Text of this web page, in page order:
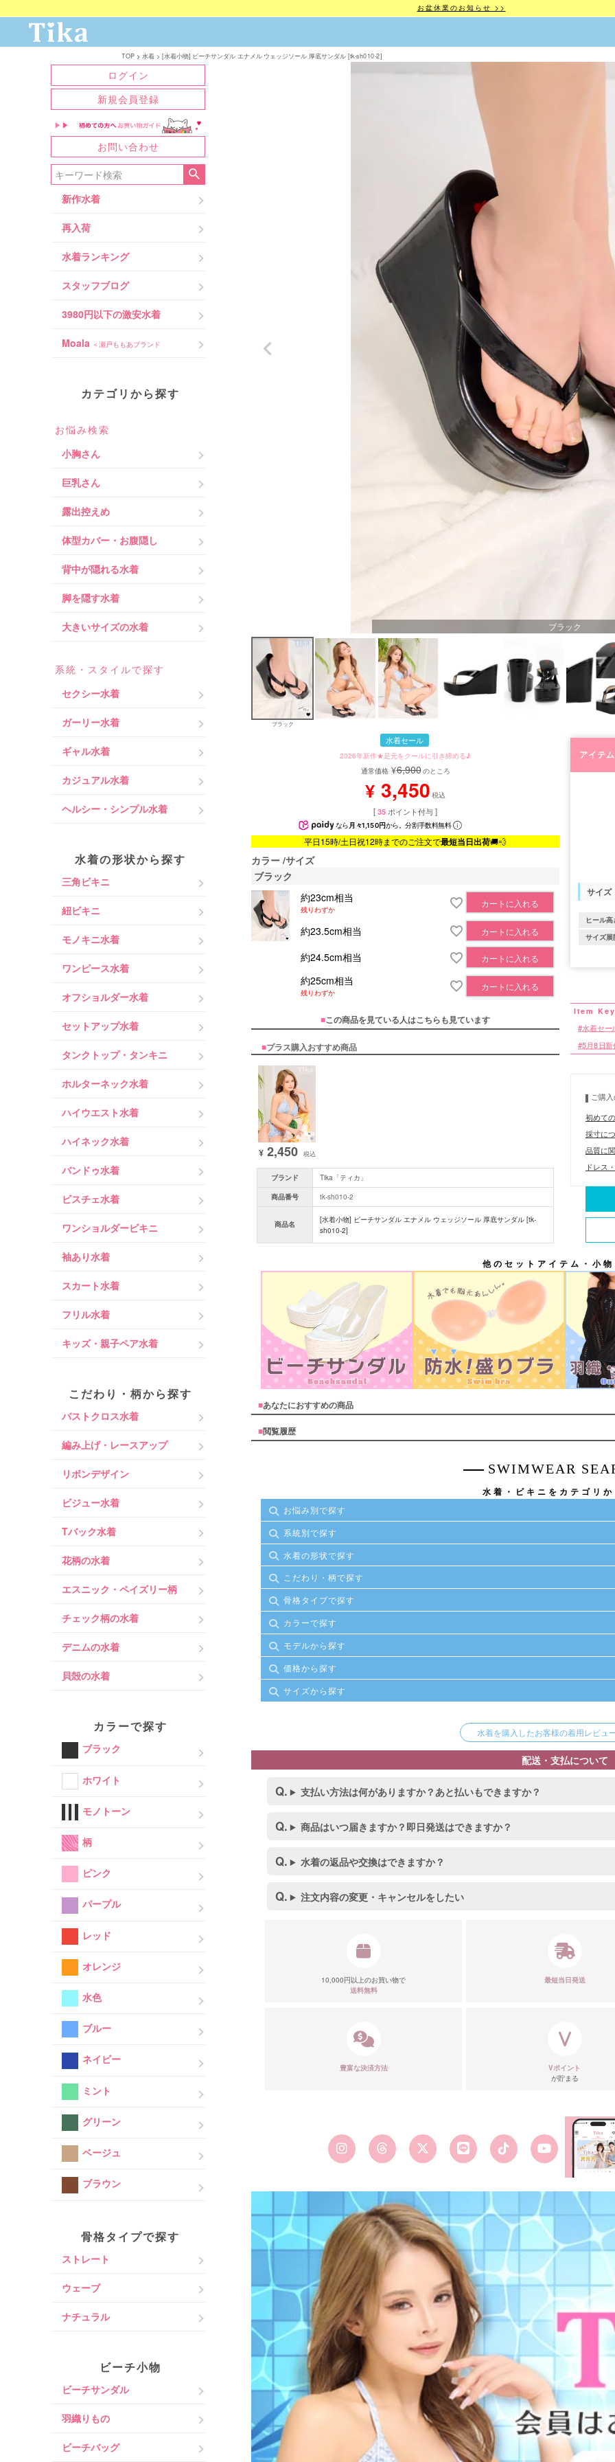
お盆休業のお知らせ >>
TOP 水着 [水着小物] ビーチサンダル エナメル ウェッジソール 厚底サンダル [tk-sh010-2]
ログイン
新規会員登録
お問い合わせ
新作水着
再入荷
水着ランキング
スタッフブログ
3980円以下の激安水着
Moala ＜瀬戸ももあブランド
カテゴリから探す
お悩み検索
小胸さん
巨乳さん
露出控えめ
体型カバー・お腹隠し
背中が隠れる水着
脚を隠す水着
大きいサイズの水着
系統・スタイルで探す
セクシー水着
ガーリー水着
ギャル水着
カジュアル水着
ヘルシー・シンプル水着
水着の形状から探す
三角ビキニ
紐ビキニ
モノキニ水着
ワンピース水着
オフショルダー水着
セットアップ水着
タンクトップ・タンキニ
ホルターネック水着
ハイウエスト水着
ハイネック水着
バンドゥ水着
ビスチェ水着
ワンショルダービキニ
袖あり水着
スカート水着
フリル水着
キッズ・親子ペア水着
こだわり・柄から探す
バストクロス水着
編み上げ・レースアップ
リボンデザイン
ビジュー水着
Tバック水着
花柄の水着
エスニック・ペイズリー柄
チェック柄の水着
デニムの水着
貝殻の水着
カラーで探す
ブラック
ホワイト
モノトーン
柄
ピンク
パープル
レッド
オレンジ
水色
ブルー
ネイビー
ミント
グリーン
ベージュ
ブラウン
骨格タイプで探す
ストレート
ウェーブ
ナチュラル
ビーチ小物
ビーチサンダル
羽織りもの
ビーチバッグ
ブラック
ブラック
水着セール
2026年新作★足元をクールに引き締める♪
通常価格 ¥6,900のところ
¥ 3,450 税込
[35 ポイント付与 ]
なら 月々1,150円から。分割手数料無料
平日15時/土日祝12時までのご注文で最短当日出荷🚚💨
カラー サイズ
ブラック
約23cm相当
残りわずか
カートに入れる
約23.5cm相当 カートに入れる
約24.5cm相当 カートに入れる
約25cm相当
残りわずか
カートに入れる
■この商品を見ている人はこちらも見ています
■プラス購入おすすめ商品
¥ 2,450 税込
ブランド
Tika「ティカ」
商品番号
tk-sh010-2
商品名
[水着小物] ビーチサンダル エナメル ウェッジソール 厚底サンダル [tk-
sh010-2]
アイテ
サイズ
ヒール高
サイズ展
水着セー
5月8日
ご購
初めて
採寸に
品質に
ドレス
他のセットアイテム・小物
■あなたにおすすめの商品
■閲覧履歴
SWIMWEAR
水着・ビキニをカテゴリか
お悩み別で探す
系統別で探す
水着の形状で探す
こだわり・柄で探す
骨格タイプで探す
カラーで探す
モデルから探す
価格から探す
サイズから探す
水着を購入したお客様の着用レビュ
配送・支払について
支払い方法は何がありますか？あと払いもできますか？
商品はいつ届きますか？即日発送はできますか？
水着の返品や交換はできますか？
注文内容の変更・キャンセルをしたい
10,000円以上のお買い物で
送料無料
最短当日発送
豊富な決済方法
Vポイント
が貯まる